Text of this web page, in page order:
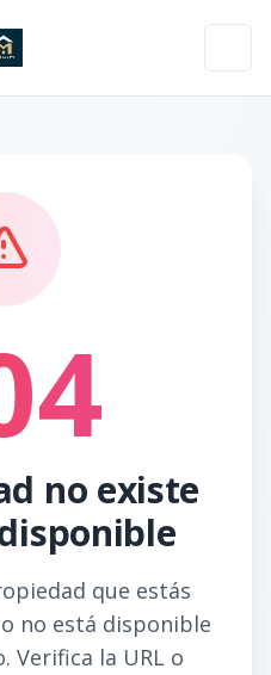
no existe
que estás
no está disponible
Verifica la URL o